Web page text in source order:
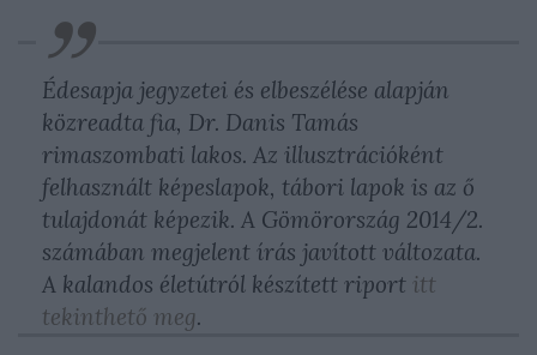
Édesapja jegyzetei és elbeszélése alapján
közreadta fia, Dr. Danis Tamás
rimaszombati lakos. Az illusztrációként
felhasznált képeslapok, tábori lapok is az ő
tulajdonát képezik. A Gömörország 2014/2.
számában megjelent írás javított változata.
A kalandos életútról készített riport itt
tekinthető meg.